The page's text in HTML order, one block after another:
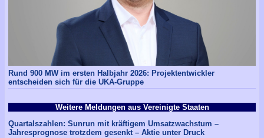
Rund 900 MW im ersten Halbjahr 2026: Projektentwickler
entscheiden sich für die UKA-Gruppe
Weitere Meldungen aus Vereinigte Staaten
Quartalszahlen: Sunrun mit kräftigem Umsatzwachstum –
Jahresprognose trotzdem gesenkt – Aktie unter Druck